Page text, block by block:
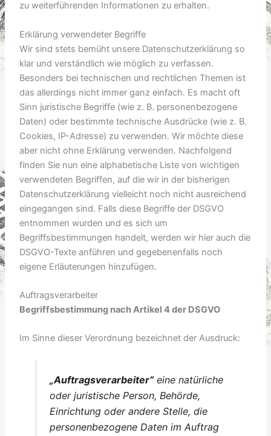
zu weiterführenden Informationen zu erhalten.
Erklärung verwendeter Begriffe
Wir sind stets bemüht unsere Datenschutzerklärung so
klar und verständlich wie möglich zu verfassen.
Besonders bei technischen und rechtlichen Themen ist
das allerdings nicht immer ganz einfach. Es macht oft
Sinn juristische Begriffe (wie z. B. personenbezogene
Daten) oder bestimmte technische Ausdrücke (wie z. B.
Cookies, IP-Adresse) zu verwenden. Wir möchte diese
aber nicht ohne Erklärung verwenden. Nachfolgend
finden Sie nun eine alphabetische Liste von wichtigen
verwendeten Begriffen, auf die wir in der bisherigen
Datenschutzerklärung vielleicht noch nicht ausreichend
eingegangen sind. Falls diese Begriffe der DSGVO
entnommen wurden und es sich um
Begriffsbestimmungen handelt, werden wir hier auch die
DSGVO-Texte anführen und gegebenenfalls noch
eigene Erläuterungen hinzufügen.
Auftragsverarbeiter
Begriffsbestimmung nach Artikel 4 der DSGVO
Im Sinne dieser Verordnung bezeichnet der Ausdruck:
„Auftragsverarbeiter“eine natürliche
oder juristische Person, Behörde,
Einrichtung oder andere Stelle, die
personenbezogene Daten im Auftrag